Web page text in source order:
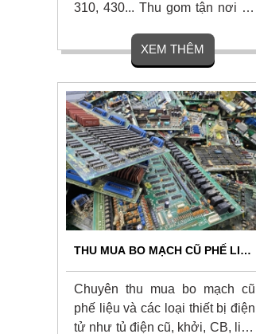
310, 430... Thu gom tận nơi tại
Cân đo chính xác, thanh toán
liền tay 1 lần, chiết khấu hoa
hồng cao cho người giới thiệu.
Liên hệ ngay.
XEM THÊM
THU MUA BO MẠCH CŨ PHẾ LIỆU
24/7
Chuyên thu mua bo mạch cũ
phế liệu và các loại thiết bị điện
tử như tủ điện cũ, khởi, CB, linh